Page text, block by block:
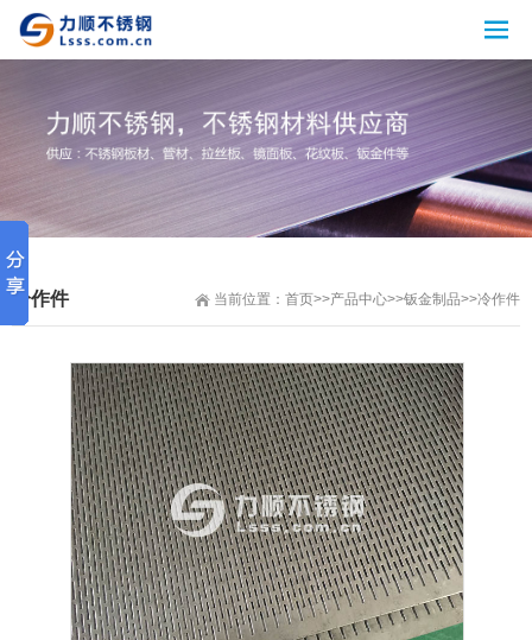
当前位置： 首页>>产品中心>>钣金制品>>冷作件
冷作件